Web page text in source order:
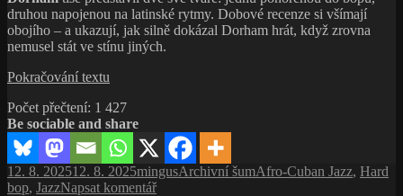
druhou napojenou na latinské rytmy. Dobové recenze si všímají
obojího – a ukazují, jak silně dokázal Dorham hrát, když zrovna
nemusel stát ve stínu jiných.
Pokračování textu
–
Afro-
Cuban:
Tiše,
ale
přesně
Počet přečtení: 1 427
Be sociable and share
Publikováno:
12. 8. 202512. 8. 2025Autor:
mingusRubriky:
Archivní šumŠtítky:
Afro-Cuban Jazz, Hard
bop, JazzNapsat komentářpro